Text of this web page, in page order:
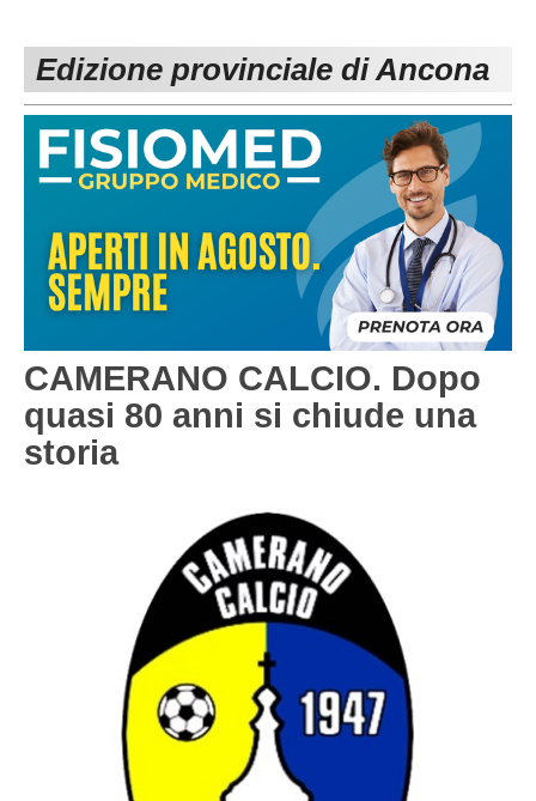
Carica la tua Rosa
1^ CATEGORIA
2^ CATEGORIA
3^ CATEGORIA
Edizione provinciale di Ancona
CAMERANO CALCIO. Dopo
quasi 80 anni si chiude una
storia